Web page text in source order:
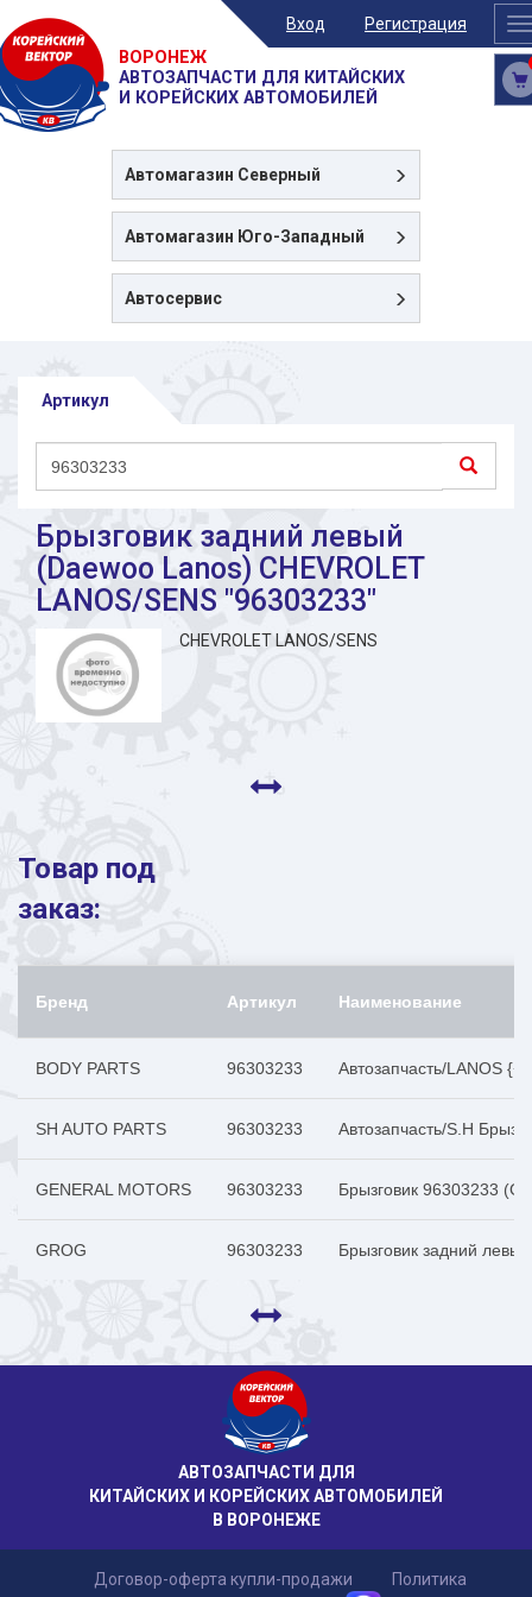
Вход Регистрация
ВОРОНЕЖ
АВТОЗАПЧАСТИ ДЛЯ КИТАЙСКИХ
И КОРЕЙСКИХ АВТОМОБИЛЕЙ
Автомагазин Северный
Автомагазин Юго-Западный
Автосервис
Артикул
Брызговик задний левый
(Daewoo Lanos) CHEVROLET
LANOS/SENS "96303233"
CHEVROLET LANOS/SENS
Товар под
заказ:
Бренд Артикул Наименование
BODY PARTS 96303233 Автозапчасть/
SH AUTO PARTS 96303233 Автозапчасть/S.H
GENERAL MOTORS 96303233 Брызговик 96303233
GROG 96303233 Брызговик задний
АВТОЗАПЧАСТИ ДЛЯ
КИТАЙСКИХ И КОРЕЙСКИХ АВТОМОБИЛЕЙ
В ВОРОНЕЖЕ
Договор-оферта купли-продажи Политика